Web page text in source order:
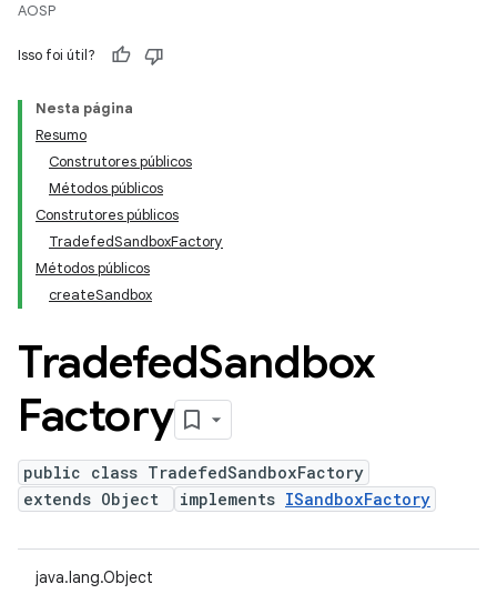
AOSP
Isso foi útil?
Nesta página
Resumo
Construtores públicos
Métodos públicos
Construtores públicos
TradefedSandboxFactory
Métodos públicos
createSandbox
TradefedSandbox
Factory
public class TradefedSandboxFactory
extends Object
implements ISandboxFactory
java.lang.Object